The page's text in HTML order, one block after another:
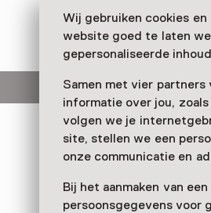
Wij gebruiken cookies
website goed te laten
gepersonaliseerde
Samen met vier partners
informatie over jou,
volgen we je
site, stellen we een
onze communicatie en
Bij het aanmaken van
persoonsgegevens voor
zaterdag, 18
Overige
Deze activiteit is
Heb je thuis een
en wil je daar graag